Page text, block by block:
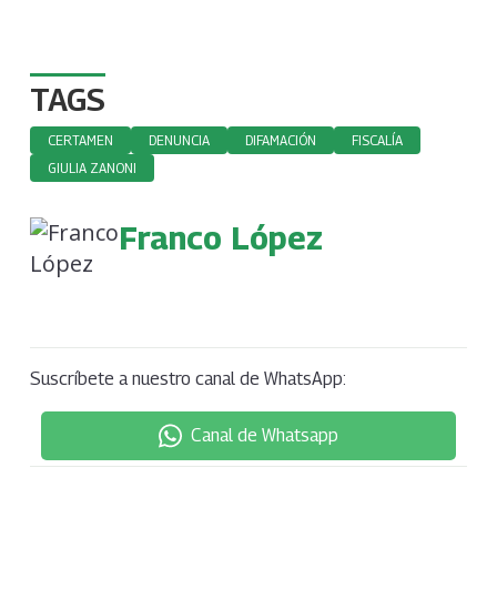
TAGS
CERTAMEN DENUNCIA DIFAMACIÓN
FISCALÍA
GIULIA ZANONI
Franco López
Suscríbete a nuestro canal de WhatsApp:
Canal de Whatsapp